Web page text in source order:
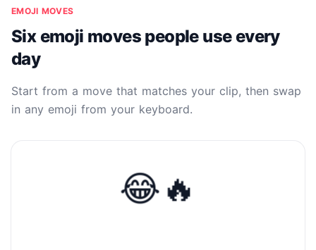
EMOJI MOVES
Six emoji moves people use every
day
Start from a move that matches your clip, then swap
in any emoji from your keyboard.
😂🔥